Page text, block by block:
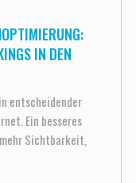
IN DEN
entscheidender
Ein besseres
Sichtbarkeit,